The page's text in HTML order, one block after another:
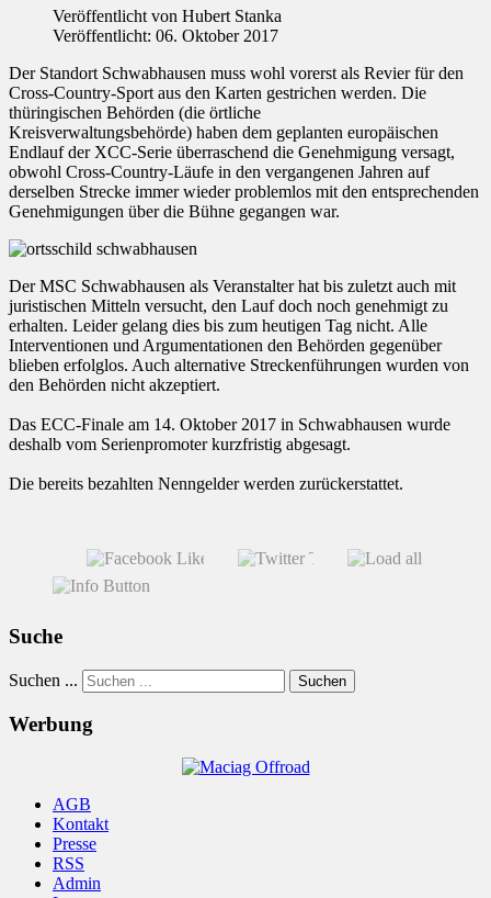
Veröffentlicht von Hubert Stanka
Veröffentlicht: 06. Oktober 2017
Der Standort Schwabhausen muss wohl vorerst als Revier für den
Cross-Country-Sport aus den Karten gestrichen werden. Die
thüringischen Behörden (die örtliche
Kreisverwaltungsbehörde) haben dem geplanten europäischen
Endlauf der XCC-Serie überraschend die Genehmigung versagt,
obwohl Cross-Country-Läufe in den vergangenen Jahren auf
derselben Strecke immer wieder problemlos mit den entsprechenden
Genehmigungen über die Bühne gegangen war.
Der MSC Schwabhausen als Veranstalter hat bis zuletzt auch mit
juristischen Mitteln versucht, den Lauf doch noch genehmigt zu
erhalten. Leider gelang dies bis zum heutigen Tag nicht. Alle
Interventionen und Argumentationen den Behörden gegenüber
blieben erfolglos. Auch alternative Streckenführungen wurden von
den Behörden nicht akzeptiert.
Das ECC-Finale am 14. Oktober 2017 in Schwabhausen wurde
deshalb vom Serienpromoter kurzfristig abgesagt.
Die bereits bezahlten Nenngelder werden zurückerstattet.
Suche
Suchen ... Suchen
Werbung
AGB
Kontakt
Presse
RSS
Admin